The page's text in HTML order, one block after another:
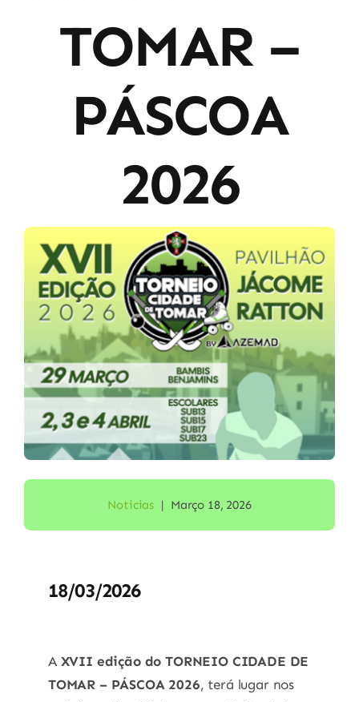
TOMAR –
PÁSCOA
2026
Noticias | Março 18, 2026
18/03/2026
A XVII edição do TORNEIO CIDADE DE
TOMAR – PÁSCOA 2026, terá lugar nos